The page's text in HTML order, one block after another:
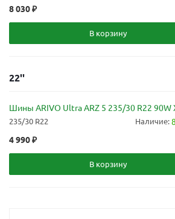
8 030₽
В корзину
22''
Шины ARIVO Ultra ARZ 5 235/30 R22 90W
235/30 R22 Наличие:8
4 990₽
В корзину